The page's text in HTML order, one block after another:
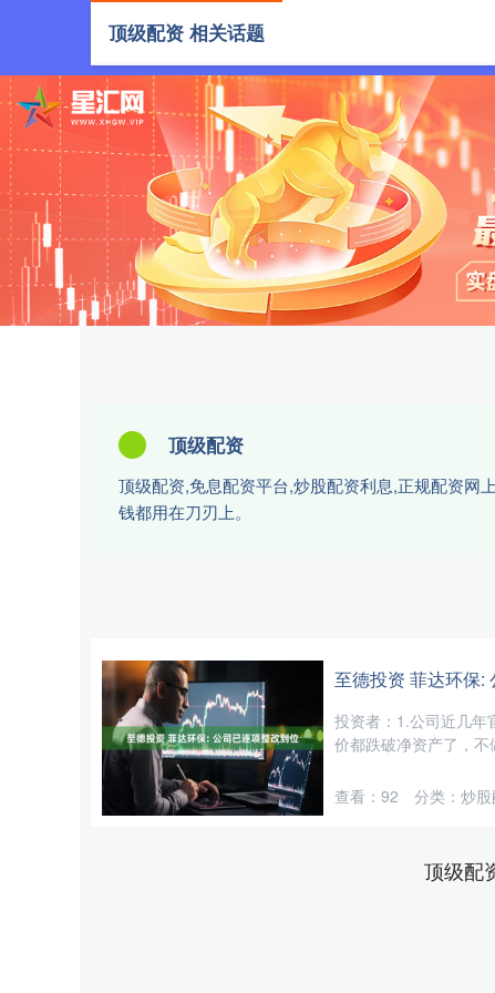
顶级配资
顶级配资,免息配资平台,炒股配资利息,正规配资网
钱都用在刀刃上。
顶级配资 相关话题
至德投资 菲达环保:
投资者：1.公司近几年
价都跌破净资产了，
查看： 92 分类： 炒
顶级配